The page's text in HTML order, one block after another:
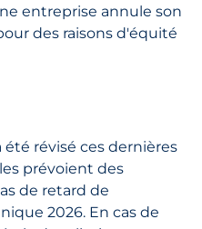
entreprise annule son
des raisons d'équité
révisé ces dernières
prévoient des
de retard de
2026. En cas de